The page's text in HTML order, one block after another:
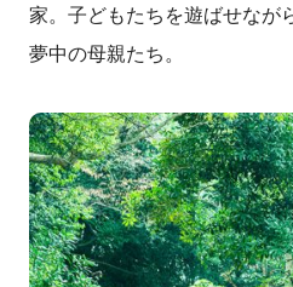
家。子どもたちを遊ばせなが
夢中の母親たち。